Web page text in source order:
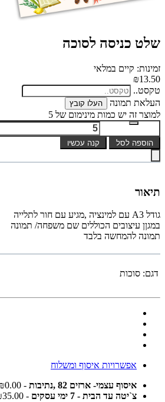
שלט כניסה לסוכה
זמינות: קיים במלאי
₪13.50
טקסט..
העלאת תמונה
העלו קובץ
למוצר זה יש כמות מינימום של 5
הוספה לסל קנה עכשיו
תיאור
גודל A3 עם למינציה ,מגיע עם חור לתלייה
במגןן עיצובים הכוללים שם משפחה/ תמונה
תמונה להמחשה בלבד
דגם: סוכות
אפשרויות איסוף ומשלוח
איסוף עצמי- ארזים 82 ,נתיבות
- ₪0.00
צ`יטה עד הבית - 7 ימי עסקים
- ₪35.00